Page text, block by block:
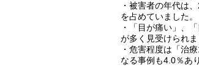
・被害者の年代は
を占めていました。
・「目が痛い」、
が多く見受けられま
・危害程度は「治
なる事例も4.0％あ